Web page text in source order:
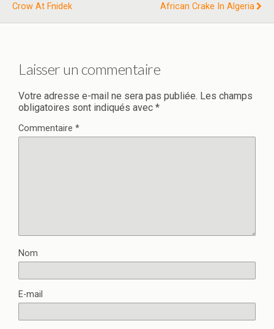
Crow At Fnidek
African Crake In Algeria
Laisser un commentaire
Votre adresse e-mail ne sera pas publiée. Les champs
obligatoires sont indiqués avec *
Commentaire *
Nom
E-mail